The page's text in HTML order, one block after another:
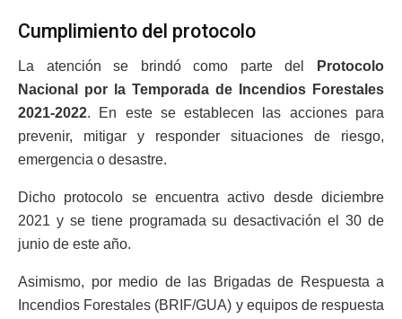
Cumplimiento del protocolo
La atención se brindó como parte del
Protocolo
Nacional por la Temporada de Incendios Forestales
2021-2022. En este se establecen las acciones para
prevenir, mitigar y responder situaciones de riesgo,
emergencia o desastre.
Dicho protocolo se encuentra activo desde diciembre
2021 y se tiene programada su desactivación el 30 de
junio de este año.
Asimismo, por medio de las Brigadas de Respuesta a
Incendios Forestales (BRIF/GUA) y equipos de respuesta